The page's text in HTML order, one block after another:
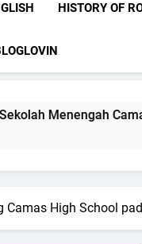
HISTORY OF
Camas High
High School